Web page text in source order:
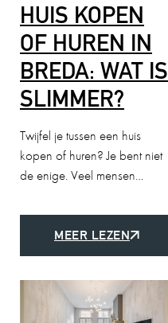
HUIS KOPEN
OF HUREN IN
BREDA: WAT IS
SLIMMER?
Twijfel je tussen een huis
kopen of huren? Je bent niet
de enige. Veel mensen…
MEER LEZEN